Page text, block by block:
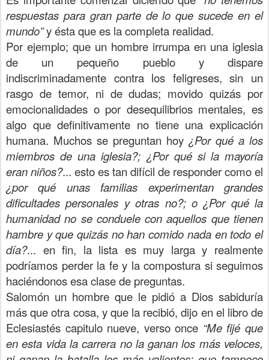
respuestas para gran parte de lo que sucede en el
mundo”y ésta que es la completa realidad.
Por ejemplo; que un hombre irrumpa en una iglesia
de un pequeño pueblo y dispare
indiscriminadamente contra los feligreses, sin un
rasgo de temor, ni de dudas; movido quizás por
emocionalidades o por desequilibrios mentales, es
algo que definitivamente no tiene una explicación
humana. Muchos se preguntan hoy ¿Por qué a los
miembros de una iglesia?; ¿Por qué si la mayoría
eran niños?... esto es tan difícil de responder como el
¿por qué unas familias experimentan grandes
dificultades personales y otras no?; o ¿Por qué la
humanidad no se conduele con aquellos que tienen
hambre y que quizás no han comido nada en todo el
día?... en fin, la lista es muy larga y realmente
podríamos perder la fe y la compostura si seguimos
haciéndonos esa clase de preguntas.
Salomón un hombre que le pidió a Dios sabiduría
más que otra cosa, y que la recibió, dijo en el libro de
Eclesiastés capitulo nueve, verso once “Me fijé que
en esta vida la carrera no la ganan los más veloces,